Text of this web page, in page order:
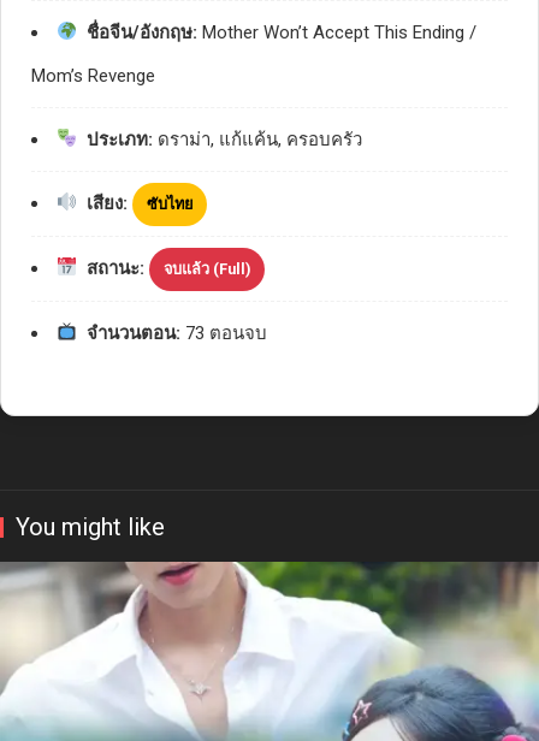
ชื่อจีน/อังกฤษ: Mother Won’t Accept This Ending /
Mom’s Revenge
ประเภท: ดราม่า, แก้แค้น, ครอบครัว
เสียง: ซับไทย
สถานะ: จบแล้ว (Full)
จำนวนตอน: 73 ตอนจบ
You might like